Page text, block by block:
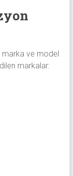
ve model
markalar: